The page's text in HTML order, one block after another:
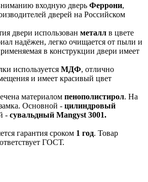
входную дверь Феррони,
дверей на Российском
двери использован металл в цвете
надёжен, легко очищается от пыли и
в конструкции двери имеет
используется МДФ, отлично
и имеет красивый цвет
материалом пенополистирол. На
Основной - цилиндровый
- сувальдный Mangyst 3001.
гарантия сроком 1 год. Товар
ГОСТ.